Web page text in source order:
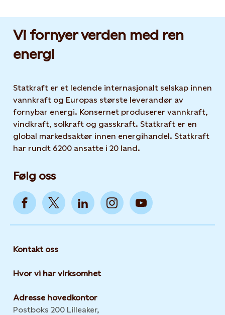
Vi fornyer verden med ren
energi
Statkraft er et ledende internasjonalt selskap innen
vannkraft og Europas største leverandør av
fornybar energi. Konsernet produserer vannkraft,
vindkraft, solkraft og gasskraft. Statkraft er en
global markedsaktør innen energihandel. Statkraft
har rundt 6200 ansatte i 20 land.
Følg oss
Kontakt oss
Hvor vi har virksomhet
Adresse hovedkontor
Postboks 200 Lilleaker,